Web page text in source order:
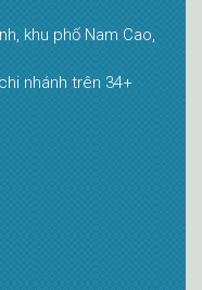
khu phố Nam Cao,
nhánh trên 34+